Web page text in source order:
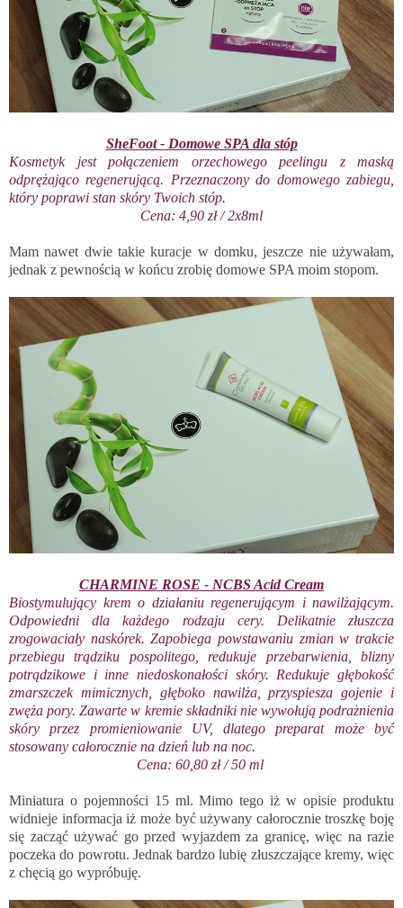
SheFoot - Domowe SPA dla stóp
Kosmetyk jest połączeniem orzechowego peelingu z maską
odprężająco regenerującą. Przeznaczony do domowego zabiegu,
który poprawi stan skóry Twoich stóp.
Cena: 4,90 zł / 2x8ml
Mam nawet dwie takie kuracje w domku, jeszcze nie używałam,
jednak z pewnością w końcu zrobię domowe SPA moim stopom.
CHARMINE ROSE - NCBS Acid Cream
Biostymulujący krem o działaniu regenerującym i nawilżającym.
Odpowiedni dla każdego rodzaju cery. Delikatnie złuszcza
zrogowaciały naskórek. Zapobiega powstawaniu zmian w trakcie
przebiegu trądziku pospolitego, redukuje przebarwienia, blizny
potrądzikowe i inne niedoskonałości skóry. Redukuje głębokość
zmarszczek mimicznych, głęboko nawilża, przyspiesza gojenie i
zwęża pory. Zawarte w kremie składniki nie wywołują podrażnienia
skóry przez promieniowanie UV, dlatego preparat może być
stosowany całorocznie na dzień lub na noc.
Cena: 60,80 zł / 50 ml
Miniatura o pojemności 15 ml. Mimo tego iż w opisie produktu
widnieje informacja iż może być używany całorocznie troszkę boję
się zacząć używać go przed wyjazdem za granicę, więc na razie
poczeka do powrotu. Jednak bardzo lubię złuszczające kremy, więc
z chęcią go wypróbuję.